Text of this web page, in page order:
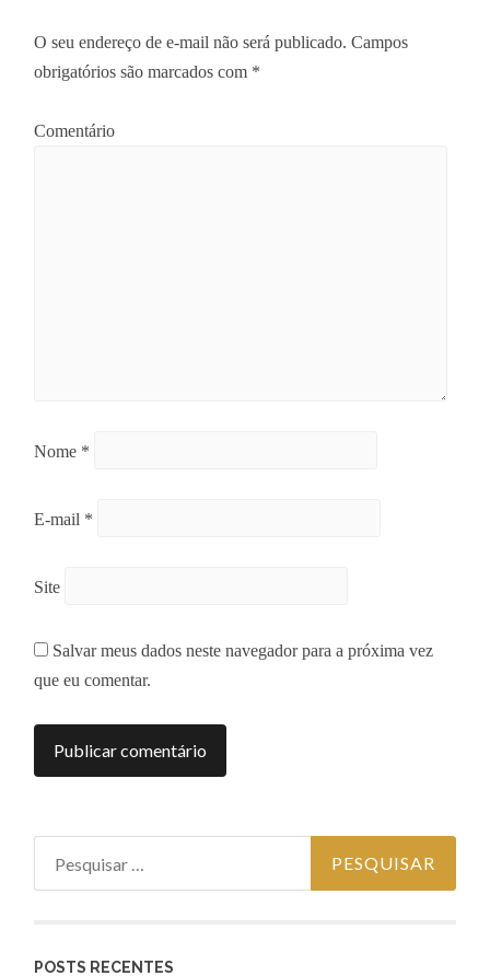
O seu endereço de e-mail não será publicado. Campos
obrigatórios são marcados com *
Comentário
Nome *
E-mail *
Site
Salvar meus dados neste navegador para a próxima vez
que eu comentar.
POSTS RECENTES